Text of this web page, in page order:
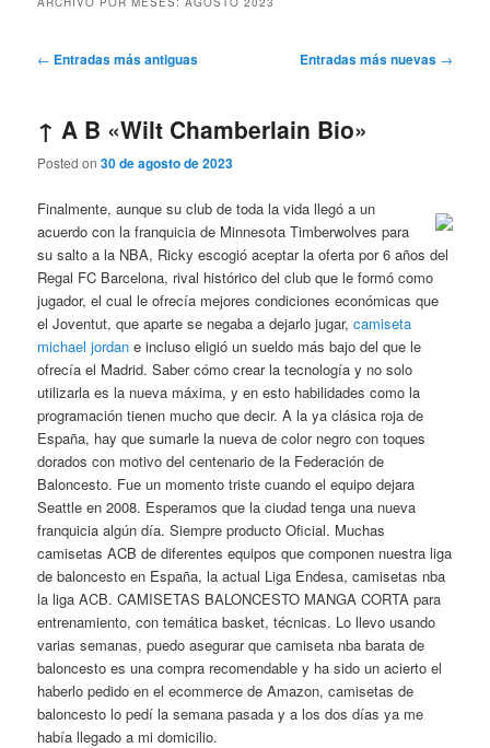
Navegación
← Entradas más antiguas Entradas más nuevas →
↑ A B «Wilt Chamberlain Bio»
Posted on30 de agosto de 2023
Finalmente, aunque su club de toda la vida llegó a un
acuerdo con la franquicia de Minnesota Timberwolves para
su salto a la NBA, Ricky escogió aceptar la oferta por 6 años del
Regal FC Barcelona, rival histórico del club que le formó como
jugador, el cual le ofrecía mejores condiciones económicas que
el Joventut, que aparte se negaba a dejarlo jugar,camiseta
michael jordan e incluso eligió un sueldo más bajo del que le
ofrecía el Madrid. Saber cómo crear la tecnología y no solo
utilizarla es la nueva máxima, y en esto habilidades como la
programación tienen mucho que decir. A la ya clásica roja de
España, hay que sumarle la nueva de color negro con toques
dorados con motivo del centenario de la Federación de
Baloncesto. Fue un momento triste cuando el equipo dejara
Seattle en 2008. Esperamos que la ciudad tenga una nueva
franquicia algún día. Siempre producto Oficial. Muchas
camisetas ACB de diferentes equipos que componen nuestra liga
de baloncesto en España, la actual Liga Endesa, camisetas nba
la liga ACB. CAMISETAS BALONCESTO MANGA CORTA para
entrenamiento, con temática basket, técnicas. Lo llevo usando
varias semanas, puedo asegurar que camiseta nba barata de
baloncesto es una compra recomendable y ha sido un acierto el
haberlo pedido en el ecommerce de Amazon, camisetas de
baloncesto lo pedí la semana pasada y a los dos días ya me
había llegado a mi domicilio.